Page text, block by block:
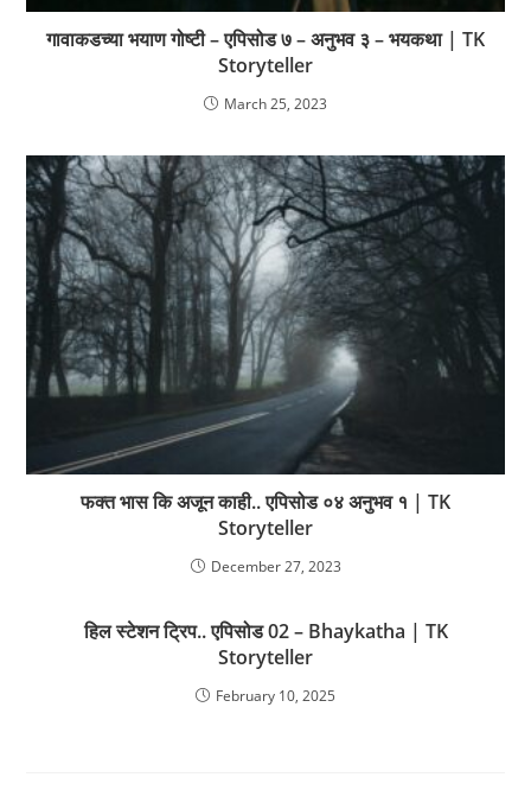
गावाकडच्या भयाण गोष्टी – एपिसोड ७ – अनुभव ३ – भयकथा | TK
Storyteller
March 25, 2023
फक्त भास कि अजून काही.. एपिसोड ०४ अनुभव १ | TK
Storyteller
December 27, 2023
हिल स्टेशन ट्रिप.. एपिसोड 02 – Bhaykatha | TK
Storyteller
February 10, 2025